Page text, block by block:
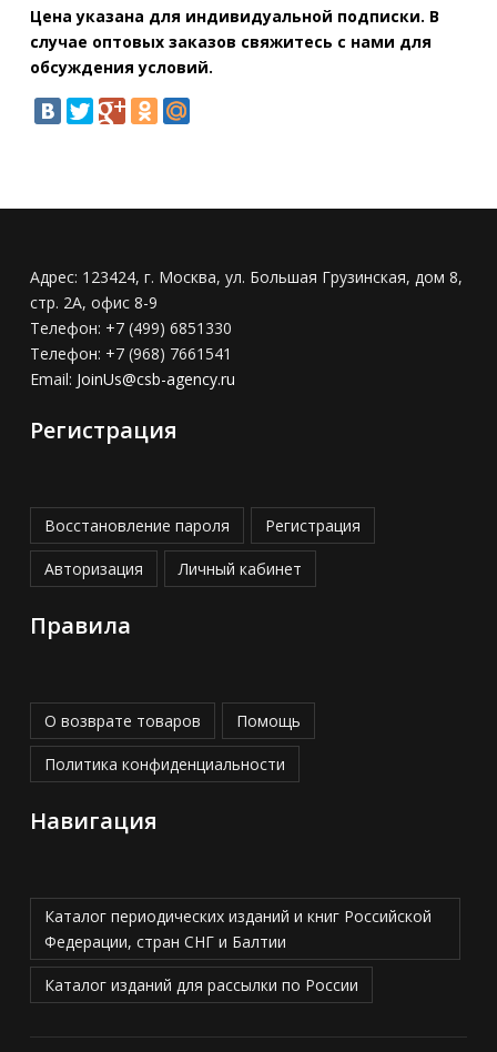
Цена указана для индивидуальной подписки. В
случае оптовых заказов свяжитесь с нами для
обсуждения условий.
Адрес: 123424, г. Москва, ул. Большая Грузинская, дом 8,
стр. 2А, офис 8-9
Телефон: +7 (499) 6851330
Телефон: +7 (968) 7661541
Email: JoinUs@csb-agency.ru
Регистрация
Восстановление пароля Регистрация
Авторизация Личный кабинет
Правила
О возврате товаров Помощь
Политика конфиденциальности
Навигация
Каталог периодических изданий и книг Российской
Федерации, стран СНГ и Балтии
Каталог изданий для рассылки по России